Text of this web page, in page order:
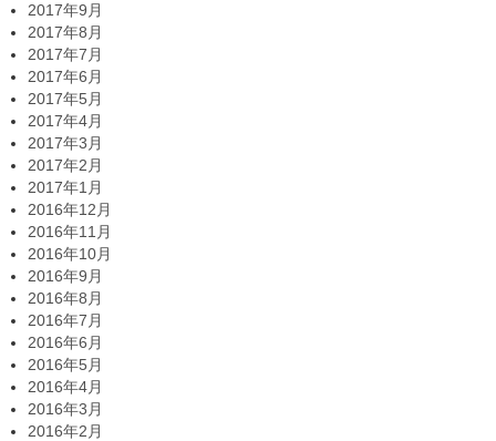
2017年9月
2017年8月
2017年7月
2017年6月
2017年5月
2017年4月
2017年3月
2017年2月
2017年1月
2016年12月
2016年11月
2016年10月
2016年9月
2016年8月
2016年7月
2016年6月
2016年5月
2016年4月
2016年3月
2016年2月